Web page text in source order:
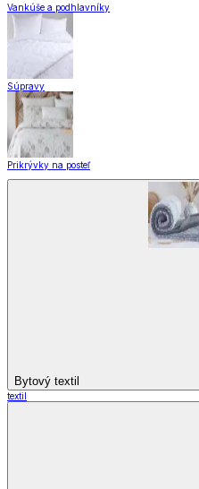
Vankúše a podhlavníky
Súpravy
Prikrývky na posteľ
Bytový textil
textil